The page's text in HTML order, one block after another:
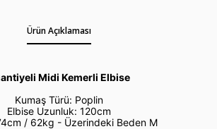
Ürün Açıklaması
Midi Kemerli Elbise
Kumaş Türü: Poplin
Elbise Uzunluk: 120cm
/ 62kg - Üzerindeki Beden M